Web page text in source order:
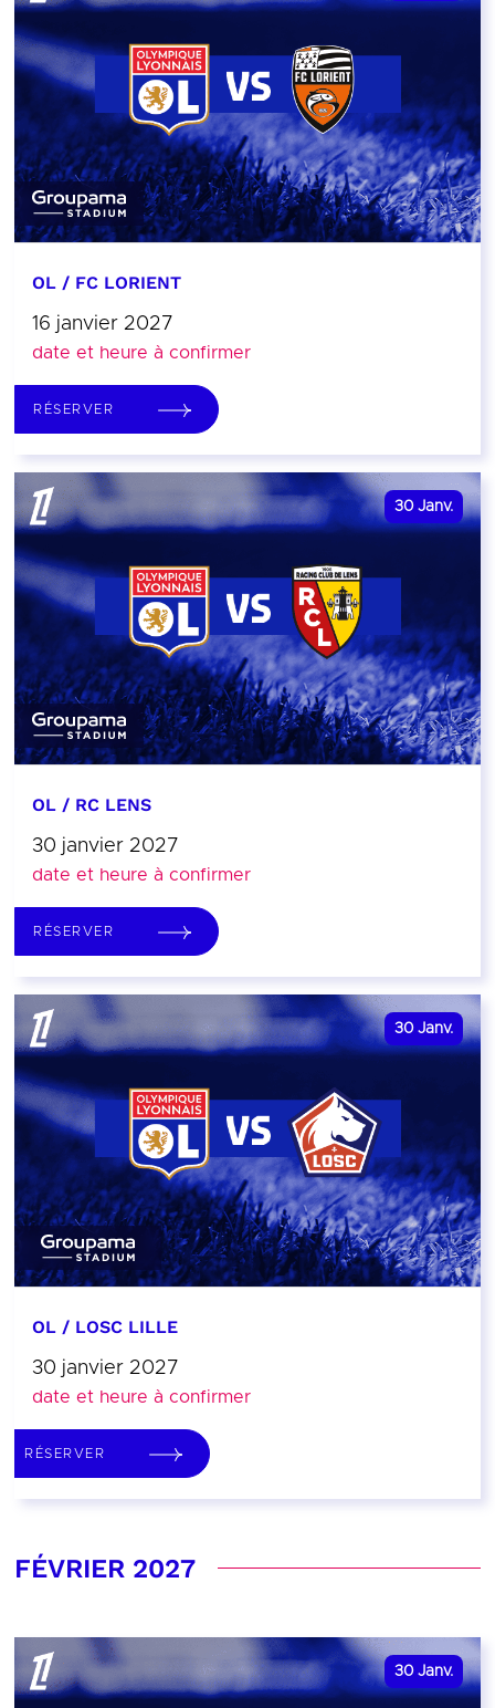
OL / FC LORIENT
16 janvier 2027
date et heure à confirmer
RÉSERVER
30 Janv.
OL / RC LENS
30 janvier 2027
date et heure à confirmer
RÉSERVER
30 Janv.
OL / LOSC LILLE
30 janvier 2027
date et heure à confirmer
RÉSERVER
FÉVRIER 2027
30 Janv.